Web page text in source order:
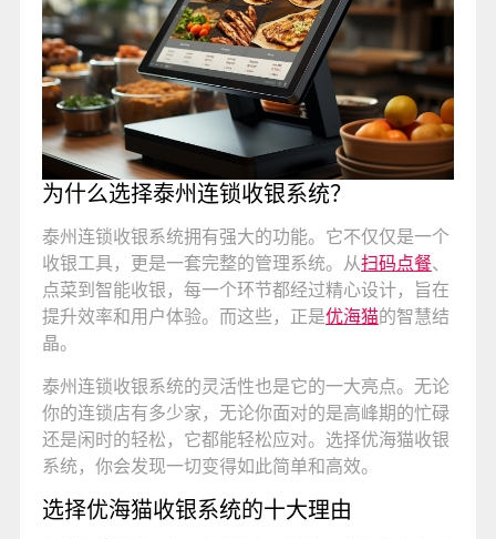
为什么选择泰州连锁收银系统？
泰州连锁收银系统拥有强大的功能。它不仅仅是一个
收银工具，更是一套完整的管理系统。从扫码点餐、
点菜到智能收银，每一个环节都经过精心设计，旨在
提升效率和用户体验。而这些，正是优海猫的智慧结
晶。
泰州连锁收银系统的灵活性也是它的一大亮点。无论
你的连锁店有多少家，无论你面对的是高峰期的忙碌
还是闲时的轻松，它都能轻松应对。选择优海猫收银
系统，你会发现一切变得如此简单和高效。
选择优海猫收银系统的十大理由